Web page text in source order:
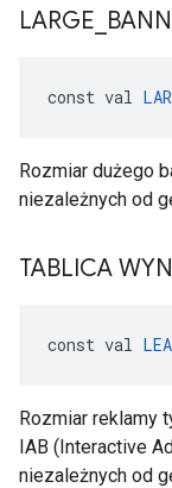
LARGE
const val
Rozmiar dużego
niezależnych od
TABLICA
const val
Rozmiar reklamy
IAB (Interactive
niezależnych od